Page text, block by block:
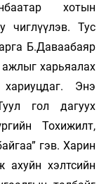
хотын
чиглүүлэв. Тус
Б.Даваабаяр
харь­­яалах
Энэ
гол дагуух
Тохижилт,
гэв. Харин
ахуйн хэлтсийн